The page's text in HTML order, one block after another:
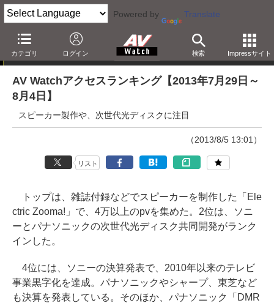
Powered by Translate
カテゴリ ログイン 検索 Impressサイト
AV Watchアクセスランキング
AV Watchアクセスランキング【2013年7月29日～
8月4日】
スピーカー製作や、次世代光ディスクに注目
（2013/8/5 13:01）
リスト
トップは、雑誌付録などでスピーカーを制作した「Ele
ctric Zooma!」で、4万以上のpvを集めた。2位は、ソニ
ーとパナソニックの次世代光ディスク共同開発がランク
インした。
4位には、ソニーの決算発表で、2010年以来のテレビ
事業黒字化を達成。パナソニックやシャープ、東芝など
も決算を発表している。そのほか、パナソニック「DMR